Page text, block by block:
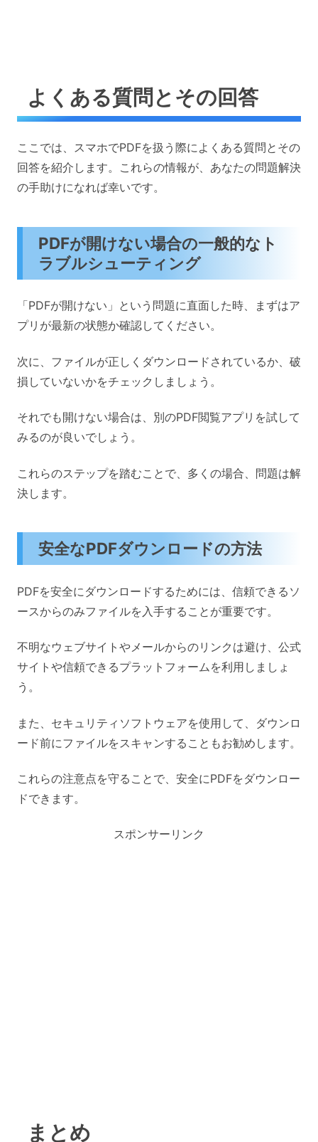
よくある質問とその回答
ここでは、スマホでPDFを扱う際によくある質問とその
回答を紹介します。これらの情報が、あなたの問題解決
の手助けになれば幸いです。
PDFが開けない場合の一般的なト
ラブルシューティング
「PDFが開けない」という問題に直面した時、まずはア
プリが最新の状態か確認してください。
次に、ファイルが正しくダウンロードされているか、破
損していないかをチェックしましょう。
それでも開けない場合は、別のPDF閲覧アプリを試して
みるのが良いでしょう。
これらのステップを踏むことで、多くの場合、問題は解
決します。
安全なPDFダウンロードの方法
PDFを安全にダウンロードするためには、信頼できるソ
ースからのみファイルを入手することが重要です。
不明なウェブサイトやメールからのリンクは避け、公式
サイトや信頼できるプラットフォームを利用しましょ
う。
また、セキュリティソフトウェアを使用して、ダウンロ
ード前にファイルをスキャンすることもお勧めします。
これらの注意点を守ることで、安全にPDFをダウンロー
ドできます。
スポンサーリンク
まとめ